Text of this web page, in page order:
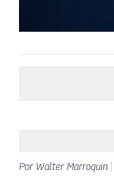
Por Walter Marroquin